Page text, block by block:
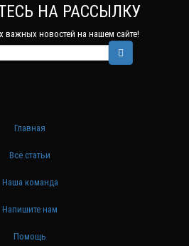
НА РАССЫЛКУ
важных новостей на нашем сайте!
Главная
Все статьи
Наша команда
Напишите нам
Помощь